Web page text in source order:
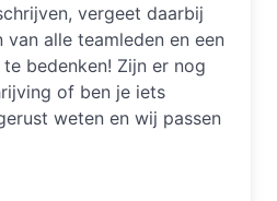
vergeet daarbij
alle teamleden en een
te bedenken! Zijn er nog
of ben je iets
weten en wij passen